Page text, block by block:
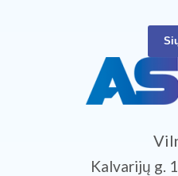
Kalvarijų g.